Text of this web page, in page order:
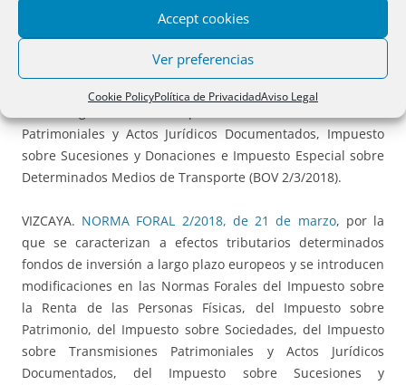
Accept cookies
Ver preferencias
Cookie PolicyPolítica de PrivacidadAviso Legal
ORDEN FORAL 277/2018, de 9 de febrero
modifica la Orden Foral 2304/2017, de 22 de diciembre, por
la que se aprueban los precios medios de venta aplicables
Patrimoniales y Actos Jurídicos Documentados, Impuesto
sobre Sucesiones y Donaciones e Impuesto Especial sobre
Determinados Medios de Transporte (BOV 2/3/2018).
VIZCAYA. NORMA FORAL 2/2018, de 21 de marzo, por la
que se caracterizan a efectos tributarios determinados
fondos de inversión a largo plazo europeos y se introducen
modificaciones en las Normas Forales del Impuesto sobre
la Renta de las Personas Físicas, del Impuesto sobre
Patrimonio, del Impuesto sobre Sociedades, del Impuesto
sobre Transmisiones Patrimoniales y Actos Jurídicos
Documentados, del Impuesto sobre Sucesiones y